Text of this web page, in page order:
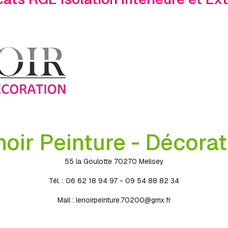
Peinture -
55 la Goulotte 70270 Melisey
Tél. : 06 62 18 94 97 - 09 54 88 82 34
Mail : lenoirpeinture.70200@gmx.fr